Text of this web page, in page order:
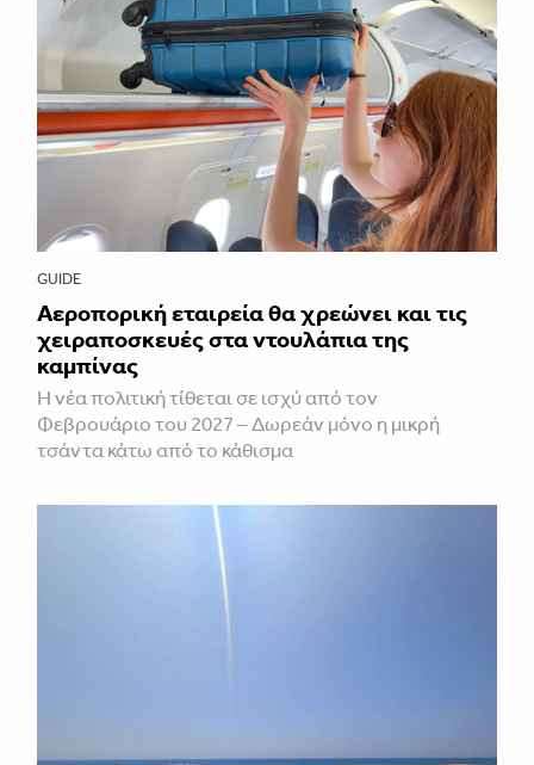
GUIDE
Αεροπορική εταιρεία θα χρεώνει και τις
χειραποσκευές στα ντουλάπια της
καμπίνας
Η νέα πολιτική τίθεται σε ισχύ από τον
Φεβρουάριο του 2027 – Δωρεάν μόνο η μικρή
τσάντα κάτω από το κάθισμα